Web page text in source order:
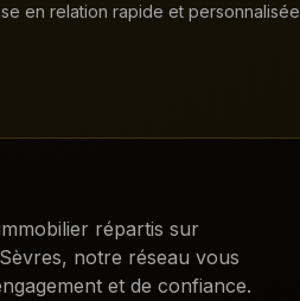
en relation rapide et personnalisée
répartis sur
Sèvres, notre réseau vous
et de confiance.